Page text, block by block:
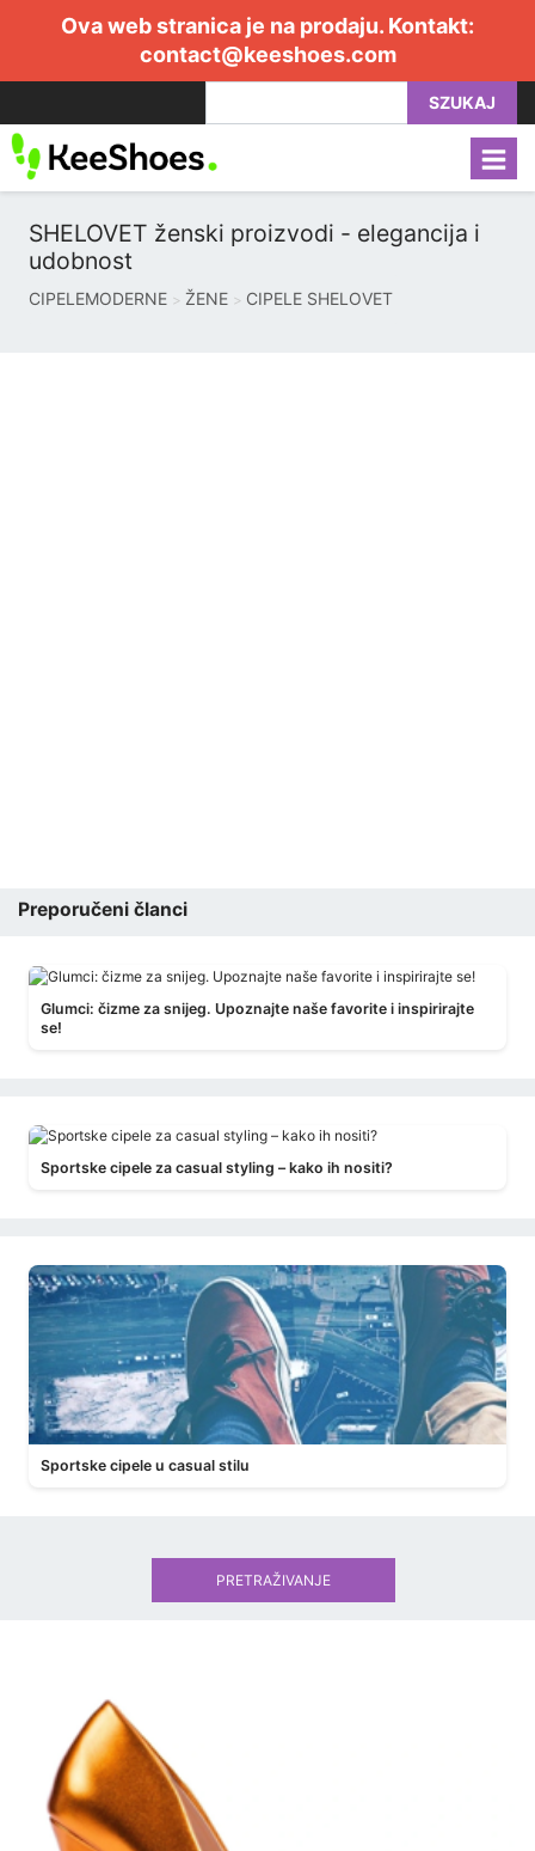
Ova web stranica je na prodaju. Kontakt:
contact@keeshoes.com
SZUKAJ
SHELOVET ženski proizvodi - elegancija i
udobnost
CIPELEMODERNE ŽENE CIPELE SHELOVET
Preporučeni članci
Glumci: čizme za snijeg. Upoznajte naše favorite i inspirirajte
se!
Sportske cipele za casual styling – kako ih nositi?
Sportske cipele u casual stilu
PRETRAŽIVANJE